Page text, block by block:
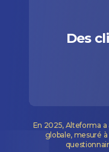
Des
En 2025, Alteforma
globale, mesuré